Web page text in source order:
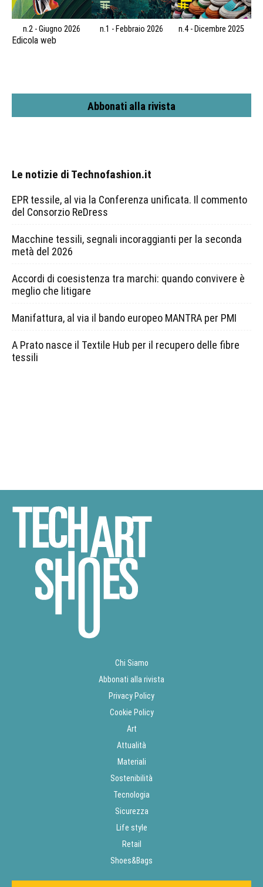
n.2 - Giugno 2026 n.1 - Febbraio 2026 n.4 - Dicembre 2025
Edicola web
Abbonati alla rivista
Le notizie di Technofashion.it
EPR tessile, al via la Conferenza unificata. Il commento
del Consorzio ReDress
Macchine tessili, segnali incoraggianti per la seconda
metà del 2026
Accordi di coesistenza tra marchi: quando convivere è
meglio che litigare
Manifattura, al via il bando europeo MANTRA per PMI
A Prato nasce il Textile Hub per il recupero delle fibre
tessili
Chi Siamo
Abbonati alla rivista
Privacy Policy
Cookie Policy
Art
Attualità
Materiali
Sostenibilità
Tecnologia
Sicurezza
Life style
Retail
Shoes&Bags